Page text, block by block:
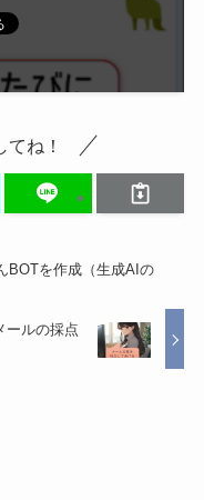
ね！
BOTを作成（生成AIの
ールの採点